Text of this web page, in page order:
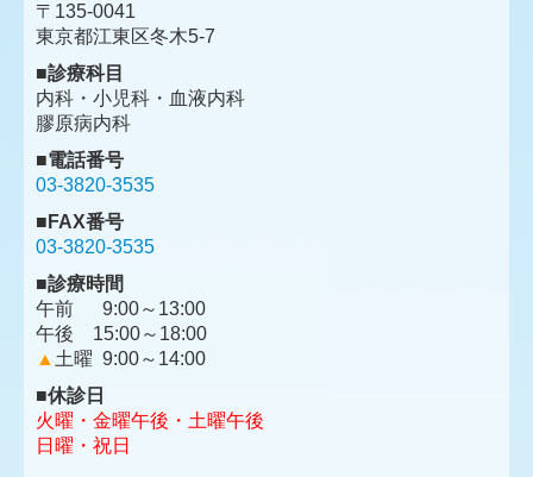
〒135-0041
東京都江東区冬木5-7
■診療科目
内科・小児科・血液内科
膠原病内科
■電話番号
03-3820-3535
■FAX番号
03-3820-3535
■診療時間
午前 9:00～13:00
午後 15:00～18:00
▲ 土曜 9:00～14:00
■休診日
火曜・金曜午後・ 土曜午後
日曜・祝日